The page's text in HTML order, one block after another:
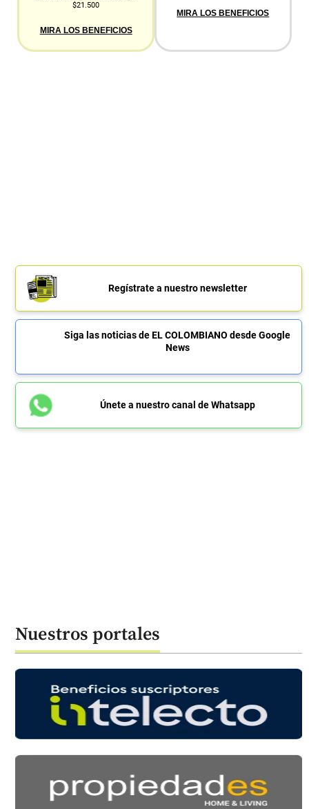
$21.500
MIRA LOS BENEFICIOS
MIRA LOS BENEFICIOS
Regístrate a nuestro newsletter
Siga las noticias de EL COLOMBIANO desde Google
News
Únete a nuestro canal de Whatsapp
Nuestros portales